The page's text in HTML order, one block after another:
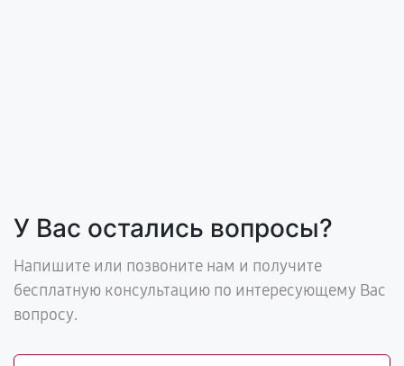
У Вас остались вопросы?
Напишите или позвоните нам и получите
бесплатную консультацию по интересующему Вас
вопросу.